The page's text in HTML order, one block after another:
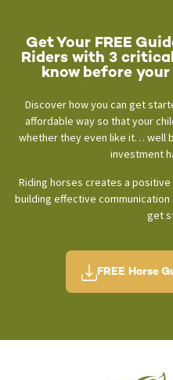
Get Your FREE
Riders with 3
know before
Discover how you can get
affordable way so that your
whether they even like it… well
investment
Riding horses creates a
building effective communication
get
FREE Horse